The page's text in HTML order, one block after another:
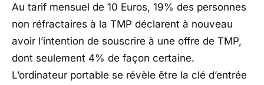
Au tarif mensuel de 10 Euros, 19% des personnes
non réfractaires à la TMP déclarent à nouveau
avoir l’intention de souscrire à une offre de TMP,
dont seulement 4% de façon certaine.
L’ordinateur portable se révèle être la clé d’entrée